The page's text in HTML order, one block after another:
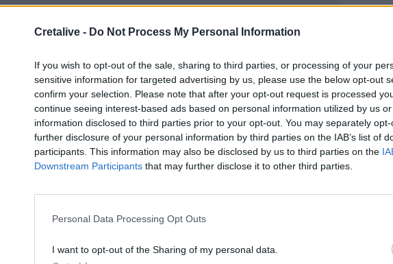
Cretalive - Do Not Process My Personal Information
If you wish to opt-out of the sale, sharing to third parties, or processing of your
sensitive information for targeted advertising by us, please use the below opt-out
confirm your selection. Please note that after your opt-out request is processed
continue seeing interest-based ads based on personal information utilized by us
information disclosed to third parties prior to your opt-out. You may separately
further disclosure of your personal information by third parties on the IAB’s list of
participants. This information may also be disclosed by us to third parties on the
Downstream Participants that may further disclose it to other third parties.
Personal Data Processing Opt Outs
I want to opt-out of the Sharing of my personal data.
ΣΧΕΤΙΚΆ TAGS
Ντόναλντ Τραμπ
Ιράν
ΣΤΕΊΛΕ ΤΗΝ ΕΊΔΗΣΗ